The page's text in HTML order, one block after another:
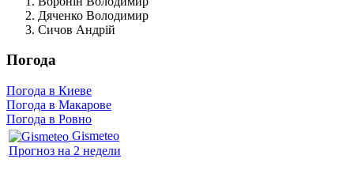
Дяченко Володимир
Сичов Андрій
Погода
Погода в Киеве
Погода в Макарове
Погода в Ровно
Gismeteo
Прогноз на 2 недели